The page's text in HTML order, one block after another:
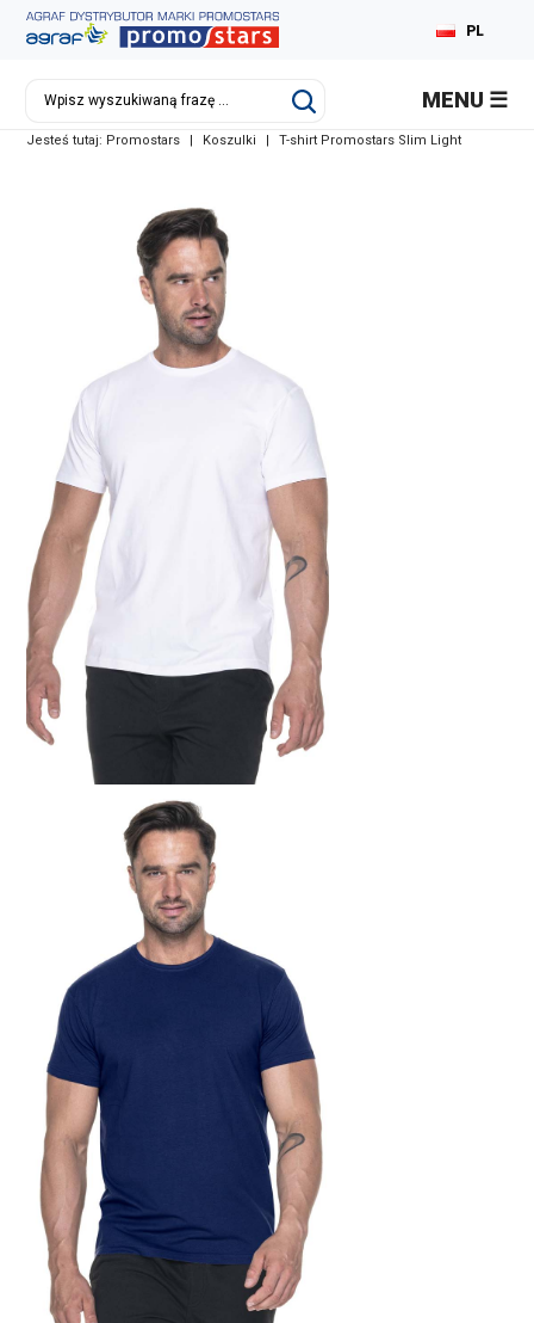
PL
DE
MENU
Jesteś tutaj: Promostars | Koszulki | T-shirt Promostars Slim Light